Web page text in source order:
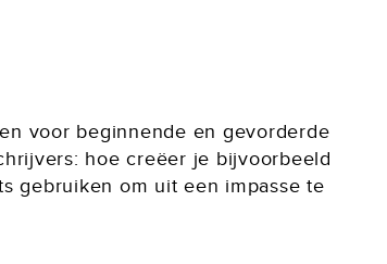
voor beginnende en gevorderde
hoe creëer je bijvoorbeeld
gebruiken om uit een impasse te